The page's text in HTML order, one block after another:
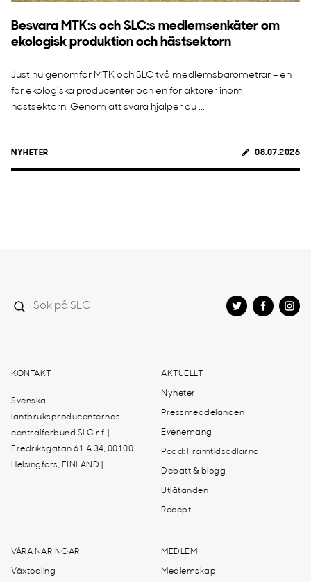
Besvara MTK:s och SLC:s medlemsenkäter om
ekologisk produktion och hästsektorn
Just nu genomför MTK och SLC två medlemsbarometrar – en
för ekologiska producenter och en för aktörer inom
hästsektorn. Genom att svara hjälper du ...
NYHETER 08.07.2026
KONTAKT
Svenska
lantbruksproducenternas
centralförbund SLC r.f. |
Fredriksgatan 61 A 34, 00100
Helsingfors, FINLAND |
AKTUELLT
Nyheter
Pressmeddelanden
Evenemang
Podd: Framtidsodlarna
Debatt & blogg
Utlåtanden
Recept
VÅRA NÄRINGAR
Växtodling
MEDLEM
Medlemskap